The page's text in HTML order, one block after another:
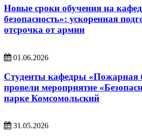
Новые сроки обучения на
безопасность»: ускоренная
отсрочка от армии
01.06.2026
Студенты кафедры «Пожарная
провели мероприятие
парке Комсомольский
31.05.2026